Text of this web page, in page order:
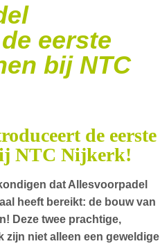
eerste
bij NTC
de eerste
NTC Nijkerk!
dat Allesvoorpadel
heeft bereikt: de bouw van
Deze twee prachtige,
zijn niet alleen een geweldige